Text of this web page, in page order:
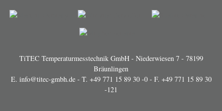
TiTEC Temperaturmesstechnik GmbH - Niederwiesen 7 - 78199
Bräunlingen
E. info@titec-gmbh.de- T. +49 771 15 89 30 -0- F. +49 771 15 89 30
-121